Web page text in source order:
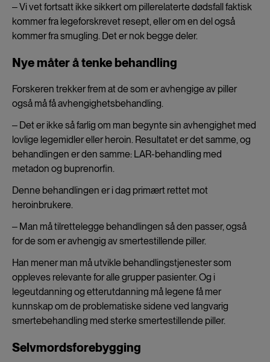
‒ Vi vet fortsatt ikke sikkert om pillerelaterte dødsfall faktisk
kommer fra legeforskrevet resept, eller om en del også
kommer fra smugling. Det er nok begge deler.
Nye måter å tenke behandling
Forskeren trekker frem at de som er avhengige av piller
også må få avhengighetsbehandling.
‒ Det er ikke så farlig om man begynte sin avhengighet med
lovlige legemidler eller heroin. Resultatet er det samme, og
behandlingen er den samme: LAR-behandling med
metadon og buprenorfin.
Denne behandlingen er i dag primært rettet mot
heroinbrukere.
‒ Man må tilrettelegge behandlingen så den passer, også
for de som er avhengig av smertestillende piller.
Han mener man må utvikle behandlingstjenester som
oppleves relevante for alle grupper pasienter. Og i
legeutdanning og etterutdanning må legene få mer
kunnskap om de problematiske sidene ved langvarig
smertebehandling med sterke smertestillende piller.
Selvmordsforebygging